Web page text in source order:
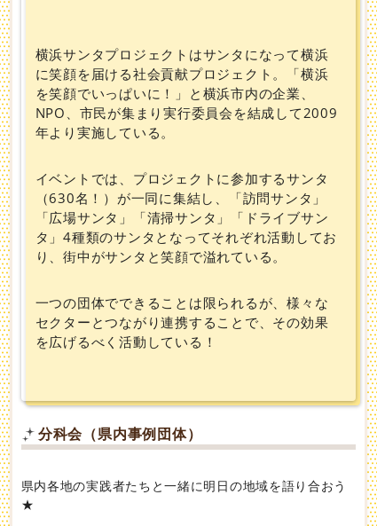
横浜サンタプロジェクトはサンタになって横浜
に笑顔を届ける社会貢献プロジェクト。「横浜
を笑顔でいっぱいに！」と横浜市内の企業、
NPO、市民が集まり実行委員会を結成して2009
年より実施している。
イベントでは、プロジェクトに参加するサンタ
（630名！）が一同に集結し、「訪問サンタ」
「広場サンタ」「清掃サンタ」「ドライブサン
タ」4種類のサンタとなってそれぞれ活動してお
り、街中がサンタと笑顔で溢れている。
一つの団体でできることは限られるが、様々な
セクターとつながり連携することで、その効果
を広げるべく活動している！
分科会（県内事例団体）
県内各地の実践者たちと一緒に明日の地域を語り合おう
★